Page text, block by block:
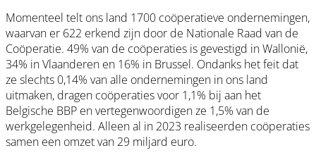
Momenteel telt ons land 1700 coöperatieve ondernemingen,
waarvan er 622 erkend zijn door de Nationale Raad van de
Coöperatie. 49% van de coöperaties is gevestigd in Wallonië,
34% in Vlaanderen en 16% in Brussel. Ondanks het feit dat
ze slechts 0,14% van alle ondernemingen in ons land
uitmaken, dragen coöperaties voor 1,1% bij aan het
Belgische BBP en vertegenwoordigen ze 1,5% van de
werkgelegenheid. Alleen al in 2023 realiseerden coöperaties
samen een omzet van 29 miljard euro.